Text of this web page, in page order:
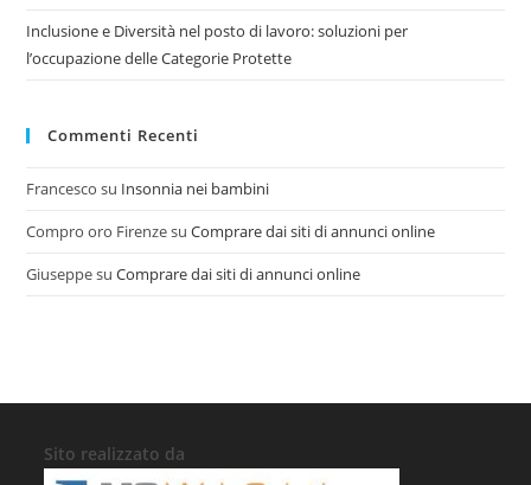
Inclusione e Diversità nel posto di lavoro: soluzioni per
l’occupazione delle Categorie Protette
Commenti Recenti
Francesco su Insonnia nei bambini
Compro oro FirenzesuComprare dai siti di annunci online
GiuseppesuComprare dai siti di annunci online
Sito realizzato da